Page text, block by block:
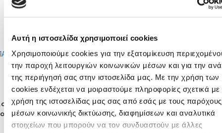
Αυτή η ιστοσελίδα χρησιμοποιεί cookies
Χρησιμοποιούμε cookies για την εξατομίκευση
την παροχή λειτουργιών κοινωνικών μέσων και για την
της περιήγησή σας στην ιστοσελίδα μας. Με την χρήση των
cookies ενδέχεται να μοιραστούμε πληροφορίες σχετικά με
χρήση της ιστοσελίδας μας σας από εσάς με τους παρόχους
μέσων κοινωνικής δικτύωσης, διαφημίσεων και αναλυτικά
στοιχείων που μπορούν να τον συνδυαστούν με άλλες
ΧΡΙΣΤΟΣ ΘΕΜΙΣΤΟΚΛΕΟΥΣ
ΘΕΟΔΩΡΟΣ ΠΡΟΚΟΠΙΟΥ
ΓΙΑΛΛΟΥΡΙΔΗΣ ΣΠΥΡΟΣ
ΠΑΝΑΓΙΩΤΗΣ ΑΝΤΩΝΙΟΥ
ΧΡΗΣΤΟΣ ΤΖΙΑΚΟΥΡΗΣ
ΑΝΔΡΕΑΣ ΜΟΖΟΡΑΣ
IACOVOS CARRERA PAVLIDES
ΔΗΜΗΤΡΙΟΣ ΚΟΚΚΙΝΟΣ
ΜΑΡΚΟΣ ΚΑΣΣΙΑΝΙΔΗΣ
ΘΕΟΔΩΡΟΣ ΠΑΝΑΓΙΩΤΟΥ
ΑΝΤΩΝΗΣ ΚΟΥΤΣΑΒΑΚΗΣ
ΓΕΩΡΓΙΟΣ ΔΗΜΗΤΡΙΟΥ
Έξω Λεπτό Μέσα
Έξω
45'
ΔΗΜΗΤΡΗΣ